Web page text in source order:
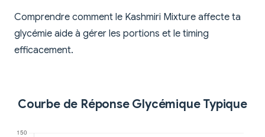
Comprendre comment le Kashmiri Mixture affecte ta
glycémie aide à gérer les portions et le timing
efficacement.
Courbe de Réponse Glycémique Typique